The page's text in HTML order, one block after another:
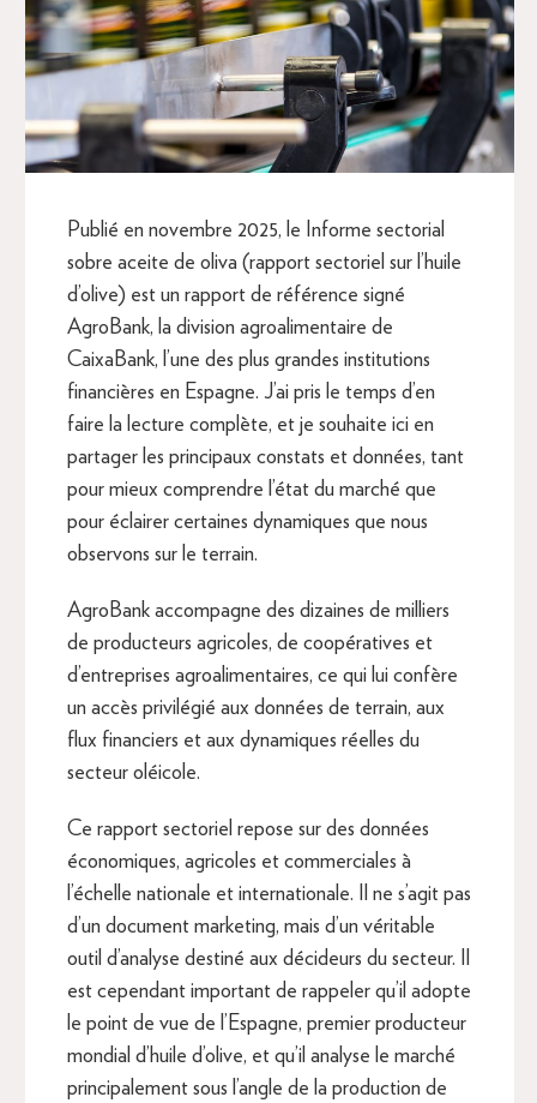
Publié en novembre 2025, le Informe sectorial
sobre aceite de oliva (rapport sectoriel sur l’huile
d’olive) est un rapport de référence signé
AgroBank, la division agroalimentaire de
CaixaBank, l’une des plus grandes institutions
financières en Espagne. J’ai pris le temps d’en
faire la lecture complète, et je souhaite ici en
partager les principaux constats et données, tant
pour mieux comprendre l’état du marché que
pour éclairer certaines dynamiques que nous
observons sur le terrain.
AgroBank accompagne des dizaines de milliers
de producteurs agricoles, de coopératives et
d’entreprises agroalimentaires, ce qui lui confère
un accès privilégié aux données de terrain, aux
flux financiers et aux dynamiques réelles du
secteur oléicole.
Ce rapport sectoriel repose sur des données
économiques, agricoles et commerciales à
l’échelle nationale et internationale. Il ne s’agit pas
d’un document marketing, mais d’un véritable
outil d’analyse destiné aux décideurs du secteur. Il
est cependant important de rappeler qu’il adopte
le point de vue de l’Espagne, premier producteur
mondial d’huile d’olive, et qu’il analyse le marché
principalement sous l’angle de la production de